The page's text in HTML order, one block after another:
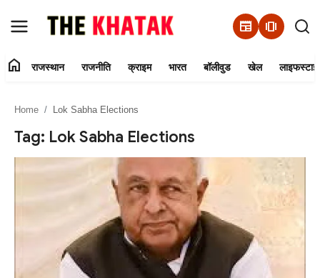
newspaper amp_stories
Contact Us
राजस्थान
क्राइम
home राजस्थान राजनीति क्राइम भारत बॉलीवुड खेल
Home Lok Sabha Elections
Tag: Lok Sabha Elections